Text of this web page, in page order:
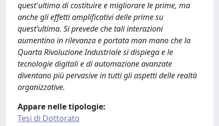
quest'ultima di costituire e migliorare le prime, ma
anche gli effetti amplificativi delle prime su
quest’ultima. Si prevede che tali interazioni
aumentino in rilevanza e portata man mano che la
Quarta Rivoluzione Industriale si dispiega e le
tecnologie digitali e di automazione avanzate
diventano più pervasive in tutti gli aspetti delle realtà
organizzative.
Appare nelle tipologie:
Tesi di Dottorato